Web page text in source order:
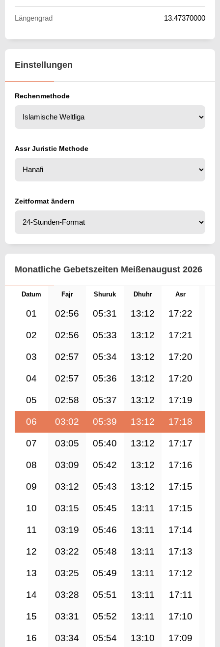
Längengrad 13.47370000
Einstellungen
Rechenmethode
Assr Juristic Methode
Zeitformat ändern
Monatliche Gebetszeiten Meißenaugust 2026
Datum Fajr Shuruk Dhuhr Asr
01 02:56 05:31 13:12 17:22
02 02:56 05:33 13:12 17:21
03 02:57 05:34 13:12 17:20
04 02:57 05:36 13:12 17:20
05 02:58 05:37 13:12 17:19
06 03:02 05:39 13:12 17:18
07 03:05 05:40 13:12 17:17
08 03:09 05:42 13:12 17:16
09 03:12 05:43 13:12 17:15
10 03:15 05:45 13:11 17:15
11 03:19 05:46 13:11 17:14
12 03:22 05:48 13:11 17:13
13 03:25 05:49 13:11 17:12
14 03:28 05:51 13:11 17:11
15 03:31 05:52 13:11 17:10
16 03:34 05:54 13:10 17:09